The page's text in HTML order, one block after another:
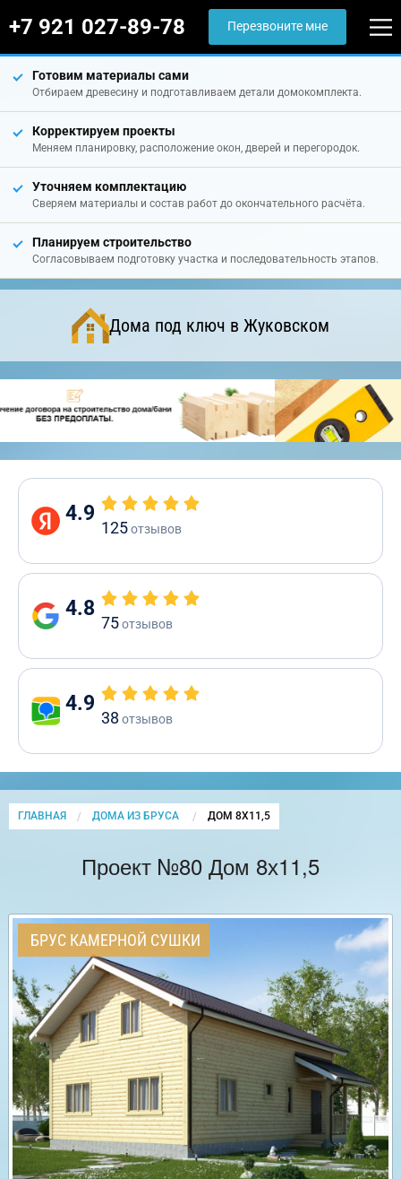
+7 921 027-89-78 Перезвоните мне
Готовим материалы сами
Отбираем древесину и подготавливаем детали домокомплекта.
Корректируем проекты
Меняем планировку, расположение окон, дверей и перегородок.
Уточняем комплектацию
Сверяем материалы и состав работ до окончательного расчёта.
Планируем строительство
Согласовываем подготовку участка и последовательность этапов.
Дома под ключ в Жуковском
4.9
125отзывов
4.8
75отзывов
4.9
38 отзывов
ГЛАВНАЯ ДОМА ИЗ БРУСА CURRENT:
ДОМ 8Х11,5
Проект №80 Дом 8х11,5
БРУС КАМЕРНОЙ СУШКИ